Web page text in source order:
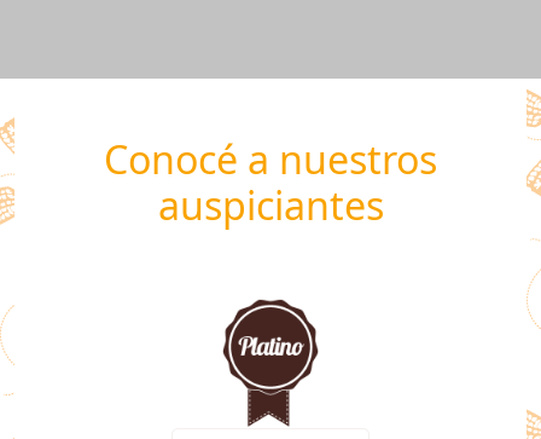
Conocé a nuestros
auspiciantes